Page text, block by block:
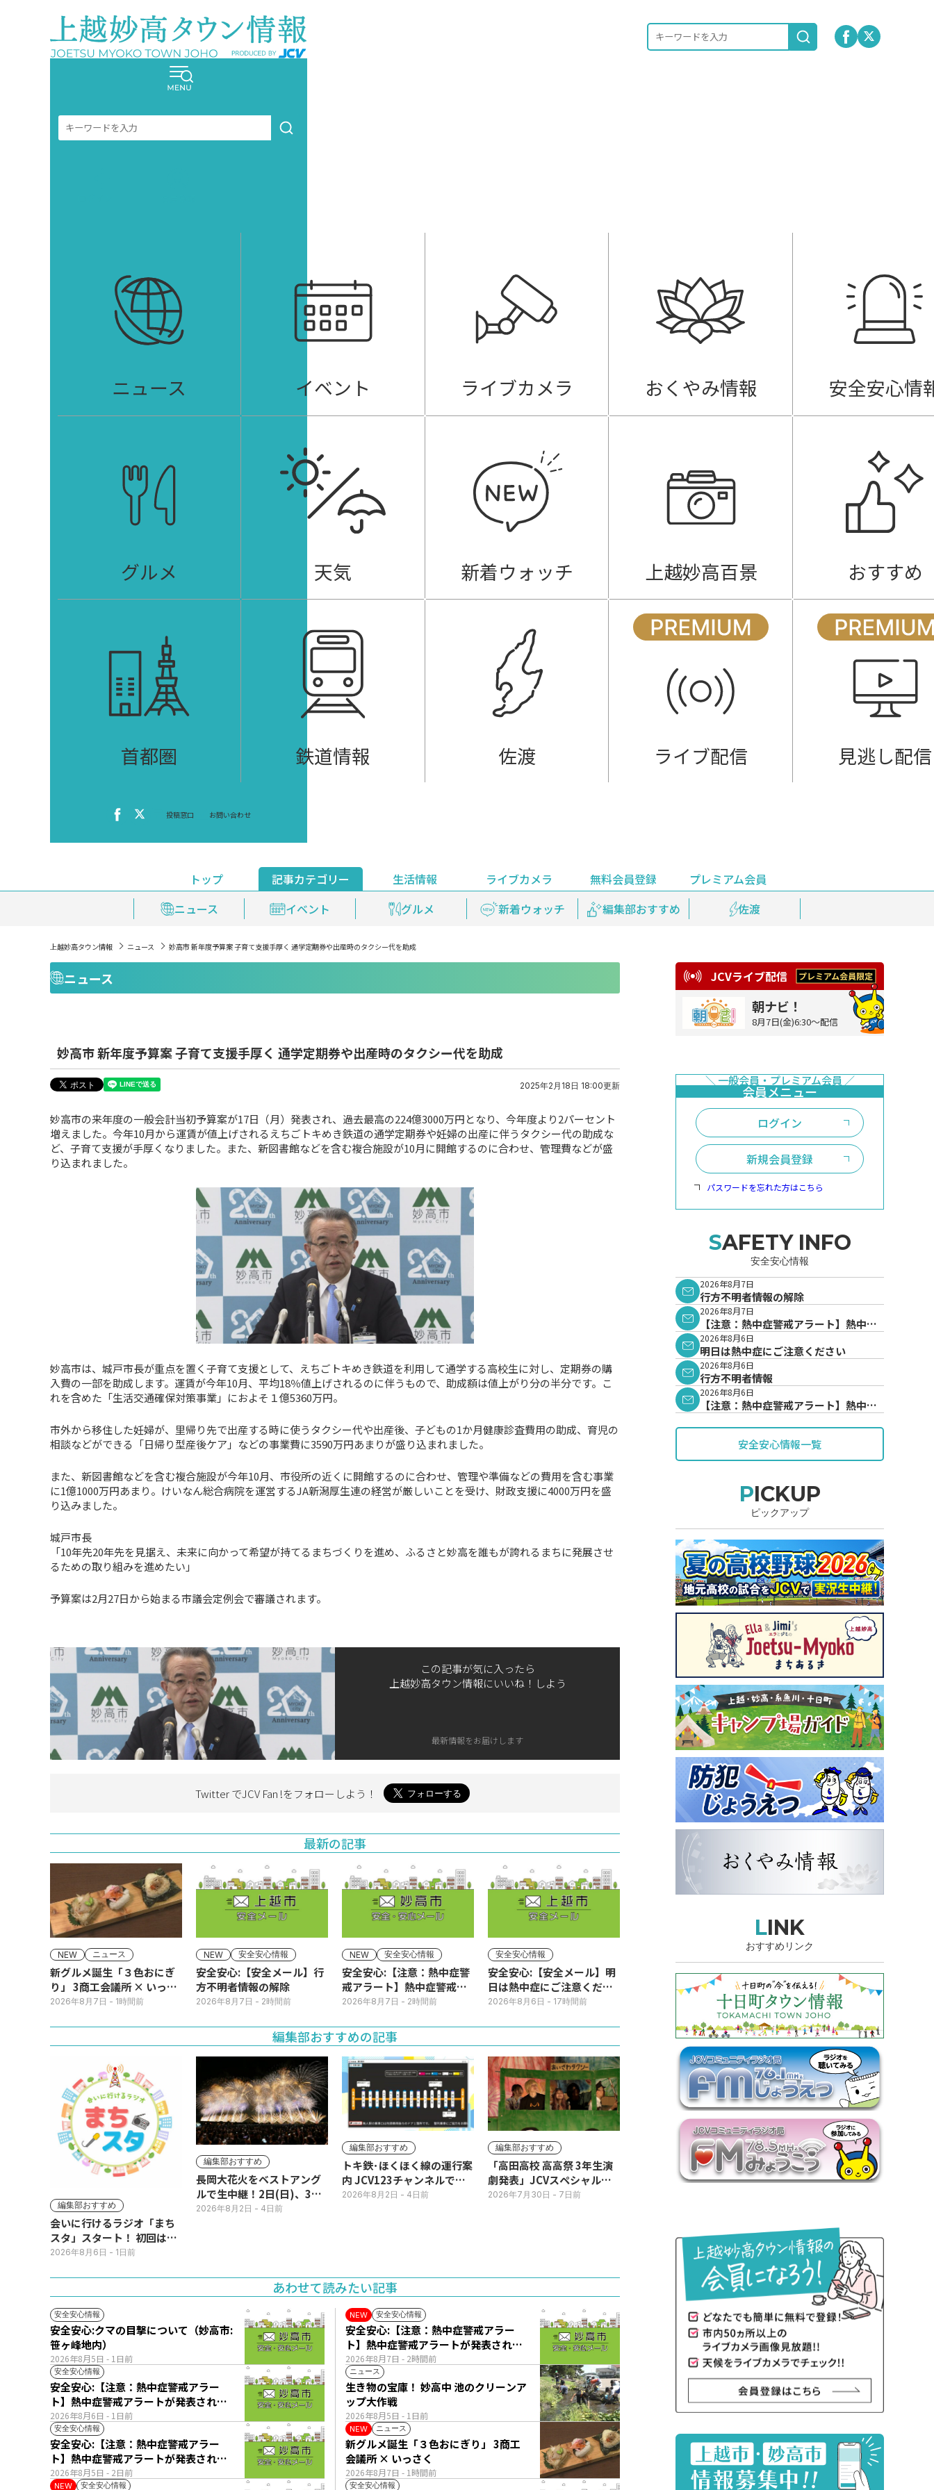
ニュース イベント ライブカメラ おくやみ情報 安全安心情
グルメ 天気 新着ウォッチ 上越妙高百景 おすすめ
首都圏 鉄道情報 佐渡 ライブ配信 見逃し配信
投稿窓口 お問い合わせ
トップ
記事カテゴリー
ニュース
イベント グルメ 新着ウォッチ 編集部おすすめ 佐渡
生活情報
おくやみ情報
安全安心情報 天気 上越妙高百景 鉄道情報
ライブカメラ 無料会員登録
プレミアム会員
ライブ配信
見逃し配信 プレミアム会員登録
上越妙高タウン情報 ニュース 妙高市 新年度予算案 子育て支援手厚く 通学定期券や出産時のタクシー代を助成
ニュース
妙高市 新年度予算案 子育て支援手厚く 通学定期券や出産時のタクシー代を助成
2025年2月18日 18:00更新
妙高市の来年度の一般会計当初予算案が17日（月）発表され、過去最高の224億3000万円となり、今年度より2パーセント
増えました。今年10月から運賃が値上げされるえちごトキめき鉄道の通学定期券や妊婦の出産に伴うタクシー代の助成な
ど、子育て支援が手厚くなりました。また、新図書館などを含む複合施設が10月に開館するのに合わせ、管理費などが盛
り込まれました。
妙高市は、城戸市長が重点を置く子育て支援として、えちごトキめき鉄道を利用して通学する高校生に対し、定期券の購
入費の一部を助成します。運賃が今年10月、平均18％値上げされるのに伴うもので、助成額は値上がり分の半分です。こ
れを含めた「生活交通確保対策事業」におよそ１億5360万円。
市外から移住した妊婦が、里帰り先で出産する時に使うタクシー代や出産後、子どもの1か月健康診査費用の助成、育児の
相談などができる「日帰り型産後ケア」などの事業費に3590万円あまりが盛り込まれました。
また、新図書館などを含む複合施設が今年10月、市役所の近くに開館するのに合わせ、管理や準備などの費用を含む事業
に1億1000万円あまり。けいなん総合病院を運営するJA新潟厚生連の経営が厳しいことを受け、財政支援に4000万円を盛
り込みました。
城戸市長
「10年先20年先を見据え、未来に向かって希望が持てるまちづくりを進め、ふるさと妙高を誰もが誇れるまちに発展させ
るための取り組みを進めたい」
予算案は2月27日から始まる市議会定例会で審議されます。
この記事が気に入ったら
上越妙高タウン情報にいいね！しよう
最新情報をお届けします
Twitter でJCV Fan !をフォローしよう！
最新の記事
NEW ニュース
新グルメ誕生「３色おにぎ
り」 3商工会議所 × いっさ
く
2026年8月7日 - 1時間前
NEW 安全安心情報
安全安心:【安全メール】行
方不明者情報の解除
2026年8月7日 - 2時間前
NEW 安全安心情報
安全安心:【注意：熱中症警
戒アラート】熱中症警戒ア
ラートが発表されていま
2026年8月7日 - 2時間前
安全安心情報
安全安心:【安全メール】明
日は熱中症にご注意くださ
い
2026年8月6日 - 17時間前
編集部おすすめの記事
編集部おすすめ
会いに行けるラジオ「まち
スタ」スタート！ 初回は11
日(火･祝) 公開生放送
2026年8月6日 - 1日前
編集部おすすめ
長岡大花火をベストアング
ルで生中継！2日(日)、3日
(月)
2026年8月2日 - 4日前
編集部おすすめ
トキ鉄･ほくほく線の運行案
内 JCV123チャンネルで平
日毎朝表示
2026年8月2日 - 4日前
編集部おすすめ
「高田高校 高高祭 3年生演
劇発表」JCVスペシャルで
放送中！
2026年7月30日 - 7日前
あわせて読みたい記事
安全安心情報
2026年8月5日 - 1日前
安全安心:クマの目撃について（妙高市:
笹ヶ峰地内）
NEW 安全安心情報
2026年8月7日 - 2時間前
安全安心:【注意：熱中症警戒アラー
ト】熱中症警戒アラートが発表されて
います。
安全安心情報
2026年8月6日 - 1日前
安全安心:【注意：熱中症警戒アラー
ト】熱中症警戒アラートが発表されて
います。
ニュース
2026年8月5日 - 1日前
生き物の宝庫！ 妙高中 池のクリーンア
ップ大作戦
安全安心情報
2026年8月5日 - 2日前
安全安心:【注意：熱中症警戒アラー
ト】熱中症警戒アラートが発表されて
います。
NEW ニュース
2026年8月7日 - 1時間前
新グルメ誕生「３色おにぎり」 3商工
会議所 × いっさく
NEW 安全安心情報 安全安心情報
JCVライブ配信
朝ナビ！
8月7日(金)6:30～配信
ログイン
新規会員登録
パスワードを忘れた方はこちら
SAFETY INFO
安全安心情報
2026年8月7日
行方不明者情報の解除
2026年8月7日
【注意：熱中症警戒アラート】熱中症
警戒アラートが発表されています。
2026年8月6日
明日は熱中症にご注意ください
2026年8月6日
行方不明者情報
2026年8月6日
【注意：熱中症警戒アラート】熱中症
安全安心情報一覧
PICKUP
ピックアップ
LINK
おすすめリンク